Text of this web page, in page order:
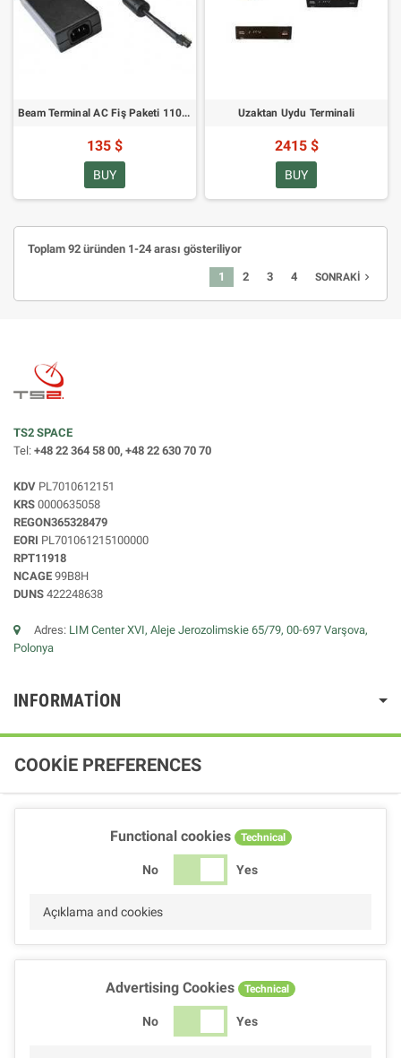
Beam Terminal AC Fiş Paketi 110-240V: RST100/RST200/RST310 ile Kullanım İçin
135 $
BUY
Uzaktan Uydu Terminali
2415 $
BUY
Toplam 92 üründen 1-24 arası gösteriliyor
1 2 3 4 SONRAKI navigate_next
TS2 SPACE
Tel: +48 22 364 58 00, +48 22 630 70 70
KDV PL7010612151
KRS 0000635058
REGON365328479
EORI PL701061215100000
RPT11918
NCAGE 99B8H
DUNS 422248638
Adres: LIM Center XVI, Aleje Jerozolimskie 65/79, 00-697 Varşova,
Polonya
INFORMATION
COOKIE PREFERENCES
Functional cookies Technical
No Yes
Açıklama and cookies
Advertising Cookies Technical
No Yes